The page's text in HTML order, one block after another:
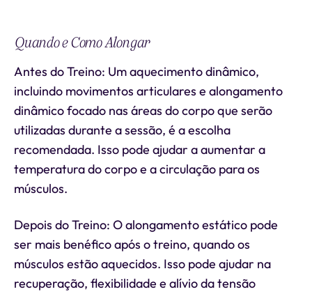
Quando e Como Alongar
Antes do Treino: Um aquecimento dinâmico,
incluindo movimentos articulares e alongamento
dinâmico focado nas áreas do corpo que serão
utilizadas durante a sessão, é a escolha
recomendada. Isso pode ajudar a aumentar a
temperatura do corpo e a circulação para os
músculos.
Depois do Treino: O alongamento estático pode
ser mais benéfico após o treino, quando os
músculos estão aquecidos. Isso pode ajudar na
recuperação, flexibilidade e alívio da tensão